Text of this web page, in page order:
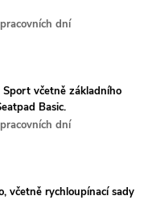
dní
včetně základního
Basic.
dní
včetně rychloupínací sady